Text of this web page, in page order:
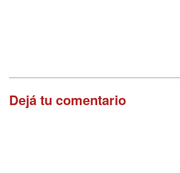
Dejá tu comentario